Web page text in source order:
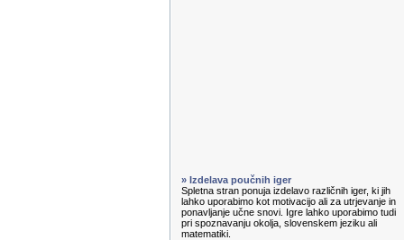
» Izdelava poučnih iger
Spletna stran ponuja izdelavo različnih iger, ki jih
lahko uporabimo kot motivacijo ali za utrjevanje in
ponavljanje učne snovi. Igre lahko uporabimo tudi
pri spoznavanju okolja, slovenskem jeziku ali
matematiki.